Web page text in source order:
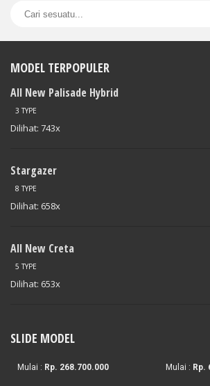
MODEL TERPOPULER
All New Palisade Hybrid
3 TYPE
Dilihat: 743x
Stargazer
8 TYPE
Dilihat: 658x
All New Creta
5 TYPE
Dilihat: 653x
SLIDE MODEL
Stargazer
Mulai : Rp. 268.700.000 Mulai : Rp.